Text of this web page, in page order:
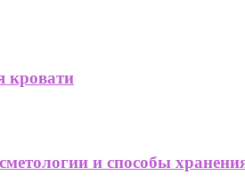
кровати
и способы